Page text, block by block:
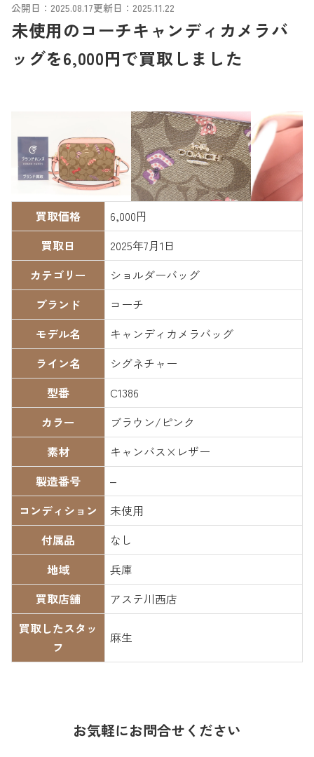
公開日：2025.08.17更新日：2025.11.22
未使用のコーチキャンディカメラバ
ッグを6,000円で買取しました
買取価格
6,000円
買取日
2025年7月1日
カテゴリー
ショルダーバッグ
ブランド
コーチ
モデル名
キャンディカメラバッグ
ライン名
シグネチャー
型番
C1386
カラー
ブラウン/ピンク
素材
キャンバス×レザー
製造番号
–
コンディション
未使用
付属品
なし
地域
兵庫
買取店舗
アステ川西店
買取したスタッ
フ
麻生
お気軽にお問合せください